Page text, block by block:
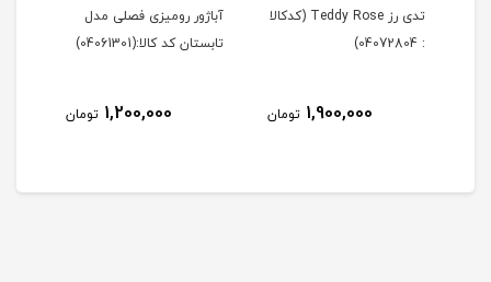
تدی رز Teddy Rose (کدکالا
: 04072804)
1,900,000 تومان
آباژور رومیزی فصلی مدل
تابستان کد کالا:(04061301)
1,200,000 تومان